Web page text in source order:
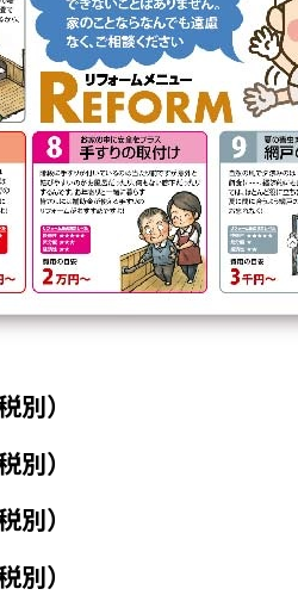
）
）
）
）